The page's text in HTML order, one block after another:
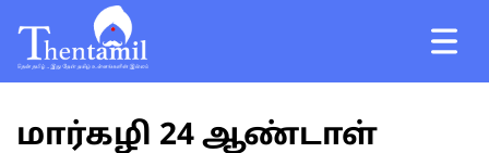
மார்கழி 24 ஆண்டாள்